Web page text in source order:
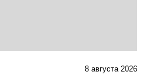
8 августа 2026